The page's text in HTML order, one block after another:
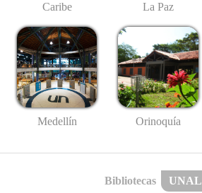
Caribe La Paz
Medellín Orinoquía
Bibliotecas UNAL